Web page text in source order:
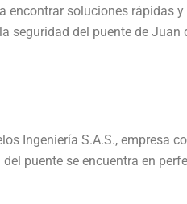
encontrar soluciones rápidas
seguridad del puente de Juan
Ingeniería S.A.S., empresa
puente se encuentra en